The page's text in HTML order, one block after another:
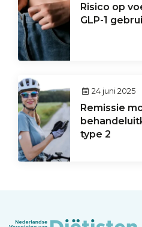
Risico op
GLP-1
24 juni 2025
Remissie
type 2